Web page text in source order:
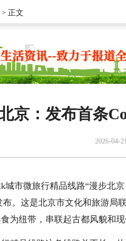
> 正文
京：发布首条
2026-04-
城市微旅行精品线路“漫步北
布。这是北京市文化和旅游局
为纽带，串联起古都风貌和现